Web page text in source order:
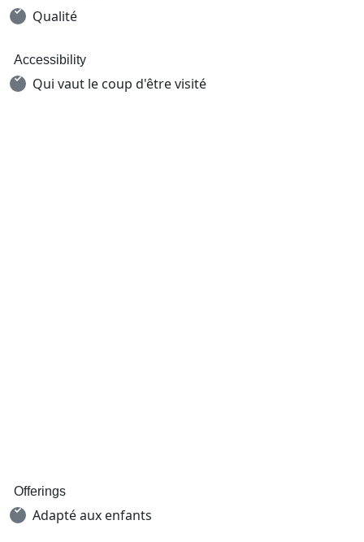
Qualité
Accessibility
Qui vaut le coup d'être visité
Offerings
Adapté aux enfants